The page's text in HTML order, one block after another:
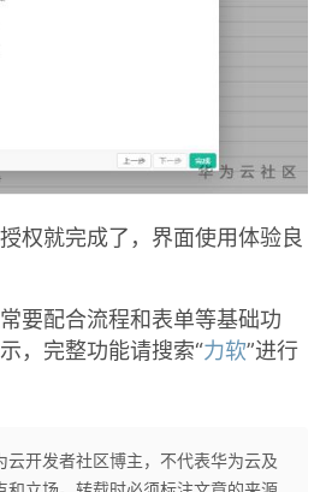
权就完成了，界面使用体验良
要配合流程和表单等基础功
，完整功能请搜索“力软”进行
云开发者社区博主，不代表华为云及